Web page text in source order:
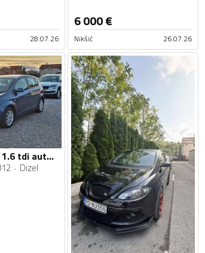
28.07.26
6 000€
Nikšić 26.07.26
Seat - Altea - 1.6 tdi automatik
Dizel